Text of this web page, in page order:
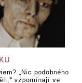
„Nic podobného
vzpomínají ve